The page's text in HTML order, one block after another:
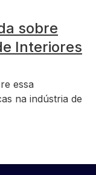
sobre
Interiores
essa
na indústria de